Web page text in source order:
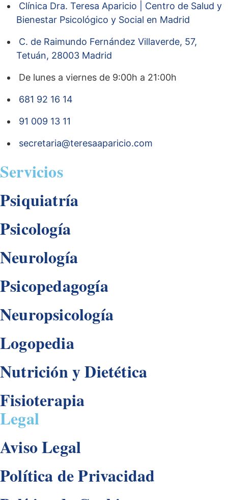
Clínica Dra. Teresa Aparicio | Centro de Salud y
Bienestar Psicológico y Social en Madrid
C. de Raimundo Fernández Villaverde, 57,
Tetuán, 28003 Madrid
De lunes a viernes de 9:00h a 21:00h
681 92 16 14
91 009 13 11
secretaria@teresaaparicio.com
Servicios
Psiquiatría
Psicología
Neurología
Psicopedagogía
Neuropsicología
Logopedia
Nutrición y Dietética
Fisioterapia
Legal
Aviso Legal
Política de Privacidad